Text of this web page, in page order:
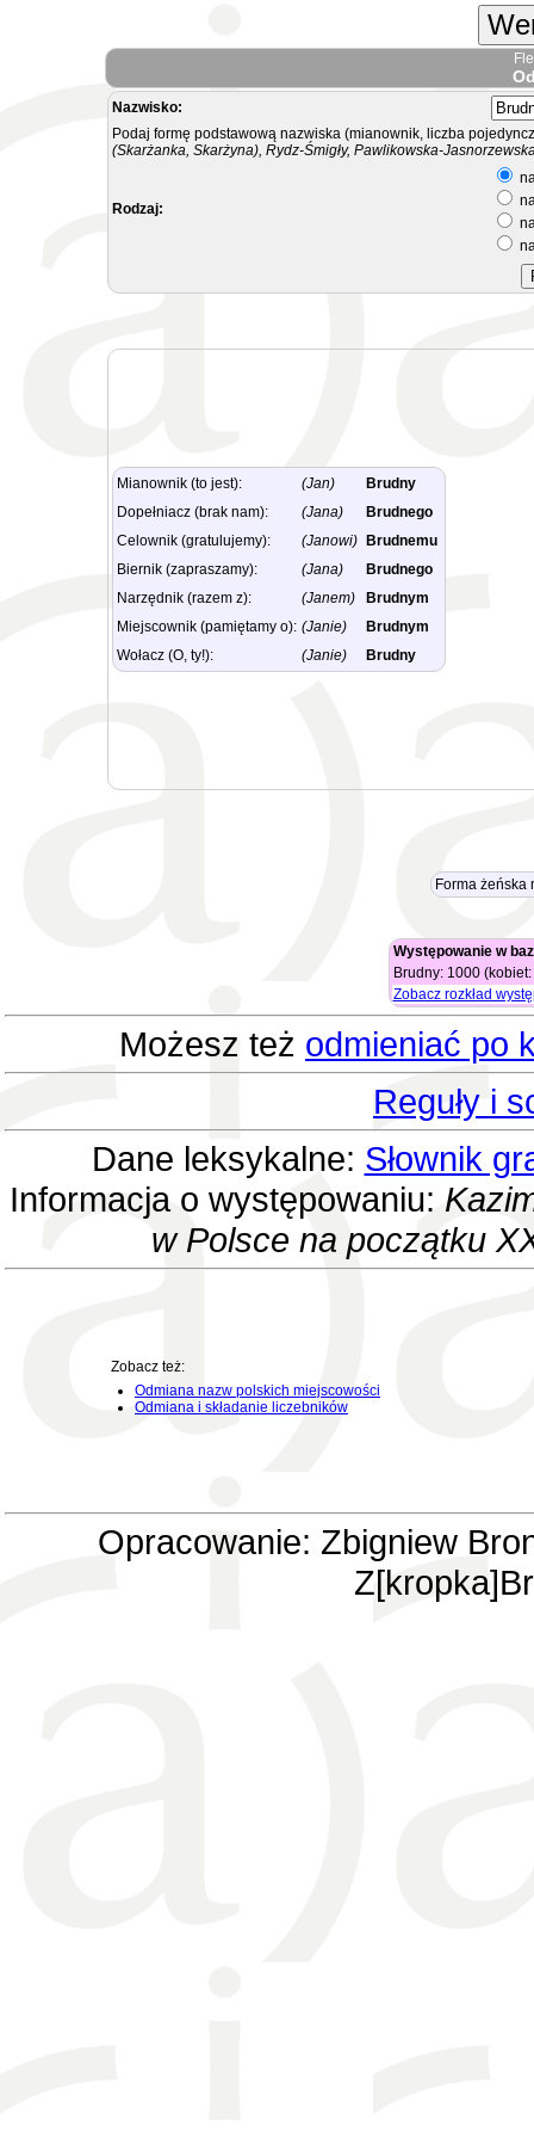
Nazwisko:
Podaj formę podstawową nazwiska (mianownik, liczba
(Skarżanka, Skarżyna), Rydz-Śmigły, Pawlikowska-
Rodzaj:
Mianownik (to jest): (Jan)
Brudny
Dopełniacz (brak nam):
(Jana)
Brudnego
Celownik (gratulujemy):
(Janowi)
Brudnemu
Biernik (zapraszamy):
(Jana)
Brudnego
Narzędnik (razem z):
(Janem)
Brudnym
Miejscownik (pamiętamy o): (Janie)
Brudnym
Wołacz (O, ty!):
(Janie) Brudny
Forma żeńska
Występowanie w
Brudny: 1000
Zobacz rozkład
Możesz też odmieniać po
Reguły i
Dane leksykalne: Słownik
Informacja o występowaniu:
w Polsce na początku
Zobacz też:
Odmiana nazw polskich miejscowości
Odmiana i składanie liczebników
Opracowanie: Zbigniew